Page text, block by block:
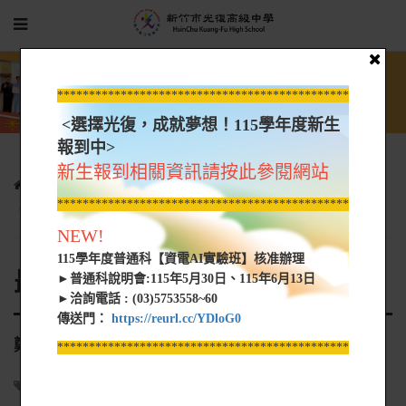
行政單位 進修部
最新公告
鄭豐喜肢障者家庭子女獎學金
最新公告
鄭豐喜肢障者家庭子女獎學金
*****************************************************
<選擇光復，成就夢想！115學年度新生
報到中>
新生報到相關資訊請按此參閱網站
*****************************************************
NEW!
115學年度普通科【資電AI實驗班】核准辦理
►普通科說明會:115年5月30日、115年6月13日
►洽詢電話 : (03)5753558~60
傳送門： https://reurl.cc/YDloG0
*****************************************************